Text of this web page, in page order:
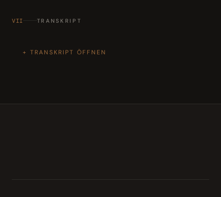
VII TRANSKRIPT
TRANSKRIPT ÖFFNEN